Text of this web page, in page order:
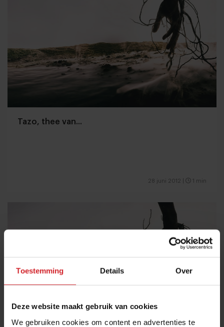
Toestemming Details Over
Deze website maakt gebruik van cookies
We gebruiken cookies om content en advertenties te
Tazo, thee van...
28 juni 2012 1 min